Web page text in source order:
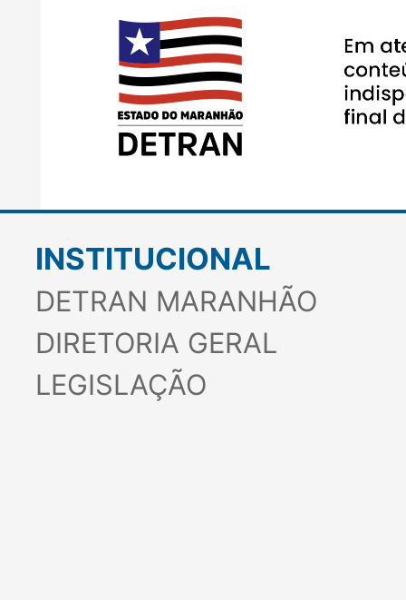
INSTITUCIONAL
DETRAN MARANHÃO
DIRETORIA GERAL
LEGISLAÇÃO